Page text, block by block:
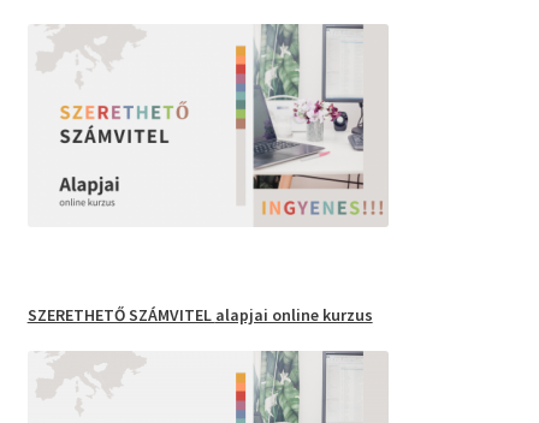
SZERETHETŐ SZÁMVITEL alapjai online kurzus